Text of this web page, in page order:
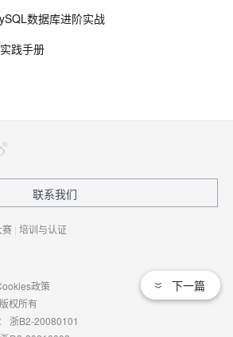
数据库进阶实战
践手册
下一篇
联系我们
赛 | 培训与认证
政策
权所有
浙B2-20080101